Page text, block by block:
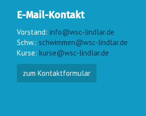
E-Mail-Kontakt
Vorstand: info@wsc-lindlar.de
Schw.: schwimmen@wsc-lindlar.de
Kurse: kurse@wsc-lindlar.de
zum Kontaktformular